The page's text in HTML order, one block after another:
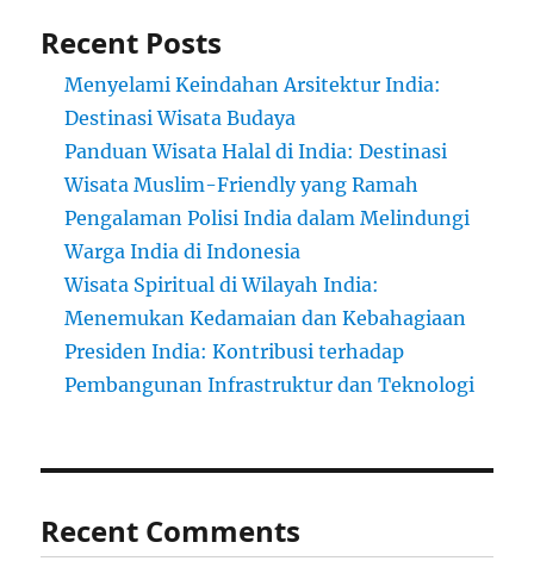
Recent Posts
Menyelami Keindahan Arsitektur India:
Destinasi Wisata Budaya
Panduan Wisata Halal di India: Destinasi
Wisata Muslim-Friendly yang Ramah
Pengalaman Polisi India dalam Melindungi
Warga India di Indonesia
Wisata Spiritual di Wilayah India:
Menemukan Kedamaian dan Kebahagiaan
Presiden India: Kontribusi terhadap
Pembangunan Infrastruktur dan Teknologi
Recent Comments